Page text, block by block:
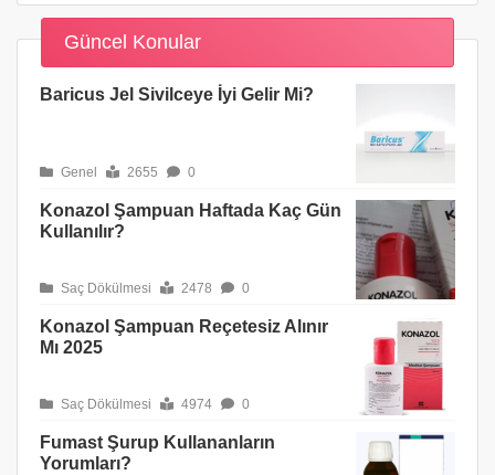
Güncel Konular
Baricus Jel Sivilceye İyi Gelir Mi?
Genel 2655 0
Konazol Şampuan Haftada Kaç Gün
Kullanılır?
Saç Dökülmesi 2478 0
Konazol Şampuan Reçetesiz Alınır
Mı 2025
Saç Dökülmesi 4974 0
Fumast Şurup Kullananların
Yorumları?